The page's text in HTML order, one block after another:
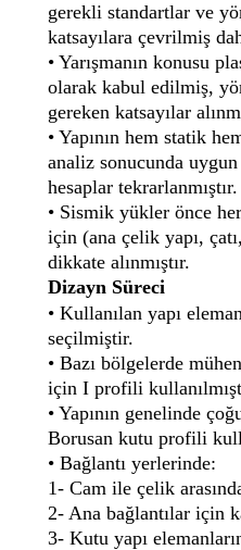
gerekli standartlar ve
katsayılara çevrilmiş
• Yarışmanın konusu
olarak kabul edilmiş,
gereken katsayılar
• Yapının hem statik
analiz sonucunda
hesaplar tekrarlanmıştır.
• Sismik yükler önce
için (ana çelik yapı,
dikkate alınmıştır.
Dizayn Süreci
• Kullanılan yapı
seçilmiştir.
• Bazı bölgelerde
için I profili
• Yapının genelinde
Borusan kutu profili
• Bağlantı yerlerinde:
1- Cam ile çelik
2- Ana bağlantılar için
3- Kutu yapı